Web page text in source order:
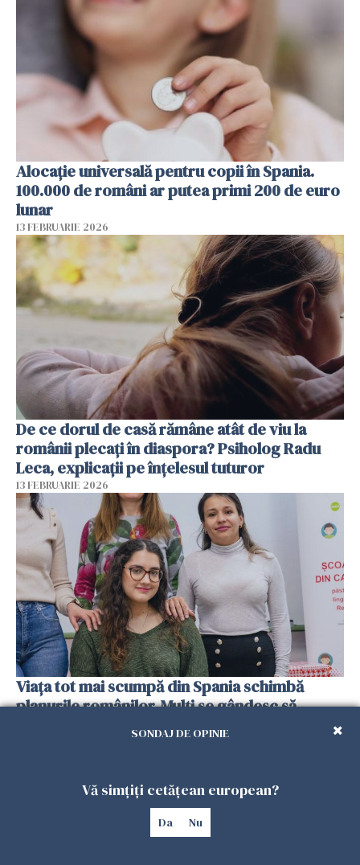
Alocație universală pentru copii în Spania.
100.000 de români ar putea primi 200 de euro
lunar
13 FEBRUARIE 2026
De ce dorul de casă rămâne atât de viu la
românii plecați în diaspora? Psiholog Radu
Leca, explicații pe înțelesul tuturor
13 FEBRUARIE 2026
Viața tot mai scumpă din Spania schimbă
planurile românilor. Mulți se gândesc să
SONDAJ DE OPINIE
Vă simțiți cetățean european?
Da Nu